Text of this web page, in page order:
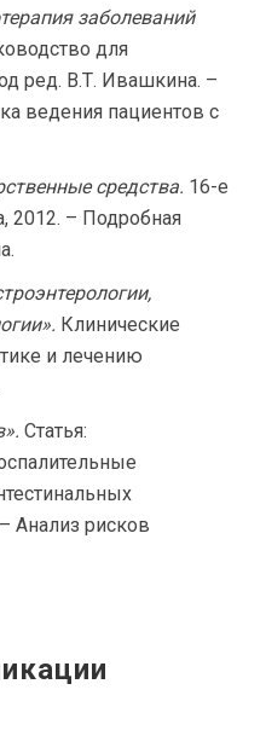
заболеваний
для
ред. В.Т. Ивашкина. –
ведения пациентов с
средства. 16-е
2012. – Подробная
Клинические
и лечению
Статья:
Анализ рисков